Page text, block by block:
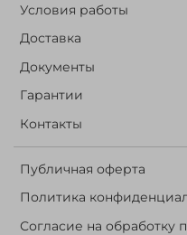
Условия работы
Доставка
Документы
Гарантии
Контакты
Публичная оферта
Политика
Согласие на обработку